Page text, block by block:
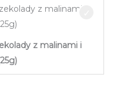
z malinami i